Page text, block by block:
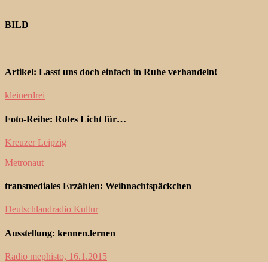
BILD
Artikel: Lasst uns doch einfach in Ruhe verhandeln!
kleinerdrei
Foto-Reihe: Rotes Licht für…
Kreuzer Leipzig
Metronaut
transmediales Erzählen: Weihnachtspäckchen
Deutschlandradio Kultur
Ausstellung: kennen.lernen
Radio mephisto, 16.1.2015